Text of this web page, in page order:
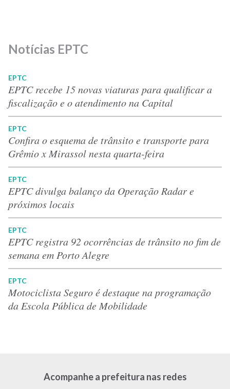
Notícias EPTC
EPTC
EPTC recebe 15 novas viaturas para qualificar a
fiscalização e o atendimento na Capital
EPTC
Confira o esquema de trânsito e transporte para
Grêmio x Mirassol nesta quarta-feira
EPTC
EPTC divulga balanço da Operação Radar e
próximos locais
EPTC
EPTC registra 92 ocorrências de trânsito no fim de
semana em Porto Alegre
EPTC
Motociclista Seguro é destaque na programação
da Escola Pública de Mobilidade
Acompanhe a prefeitura nas redes